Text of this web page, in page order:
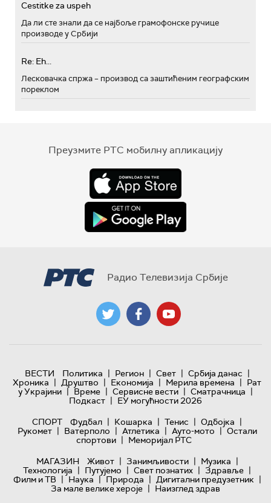
Cestitke za uspeh
Да ли сте знали да се најбоље грамофонске ручице
производе у Србији
Re: Eh...
Лесковачка спржа – производ са заштићеним географским
пореклом
Преузмите РТС мобилну апликацију
Радио Телевизија Србије
ВЕСТИ Политика | Регион | Свет | Србија данас |
Хроника | Друштво | Економија | Мерила времена | Рат
у Украјини | Време | Сервисне вести | Сматрачница |
Подкаст | ЕУ могућности 2026
СПОРТ
Фудбал | Кошарка | Тенис | Одбојка |
Рукомет | Ватерполо | Атлетика | Ауто-мото | Остали
спортови | Меморијал РТС
МАГАЗИН
Живот | Занимљивости | Музика |
Технологијa | Путујемо | Свет познатих | Здравље |
Филм и ТВ | Наука | Природа | Дигитални предузетник |
За мале велике хероје | Наизглед здрав